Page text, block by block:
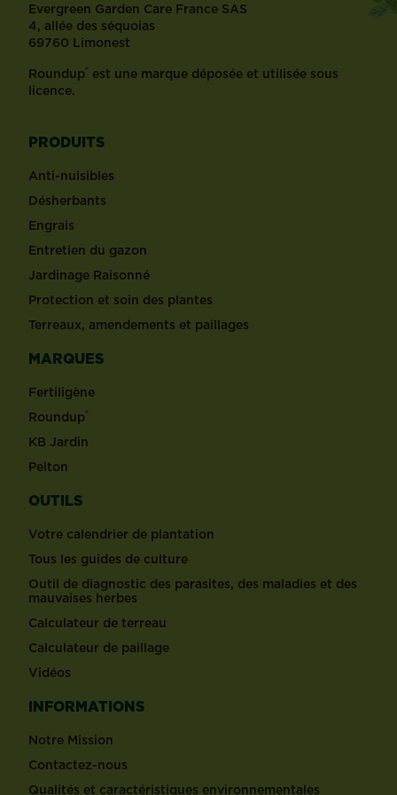
Evergreen Garden Care France SAS
4, allée des séquoias
69760 Limonest
Roundup® est une marque déposée et utilisée sous
licence.
PRODUITS
Anti-nuisibles
Désherbants
Engrais
Entretien du gazon
Jardinage Raisonné
Protection et soin des plantes
Terreaux, amendements et paillages
MARQUES
Fertiligène
Roundup®
KB Jardin
Pelton
OUTILS
Votre calendrier de plantation
Tous les guides de culture
Outil de diagnostic des parasites, des maladies et des
mauvaises herbes
Calculateur de terreau
Calculateur de paillage
Vidéos
INFORMATIONS
Notre Mission
Contactez-nous
Qualités et caractéristiques environnementales